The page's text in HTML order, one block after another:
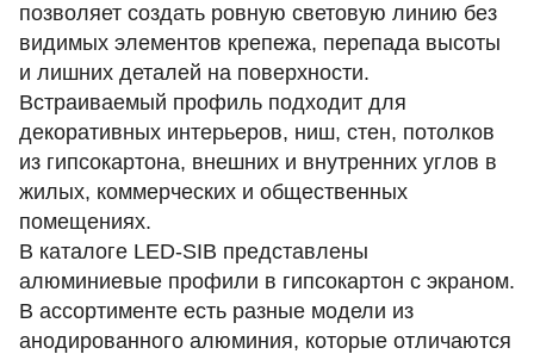
позволяет создать ровную световую линию без
видимых элементов крепежа, перепада высоты
и лишних деталей на поверхности.
Встраиваемый профиль подходит для
декоративных интерьеров, ниш, стен, потолков
из гипсокартона, внешних и внутренних углов в
жилых, коммерческих и общественных
помещениях.
В каталоге LED-SIB представлены
алюминиевые профили в гипсокартон с экраном.
В ассортименте есть разные модели из
анодированного алюминия, которые отличаются